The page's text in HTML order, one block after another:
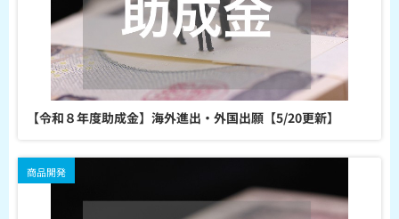
【令和８年度助成金】海外進出・外国出願【5/20更新】
商品開発